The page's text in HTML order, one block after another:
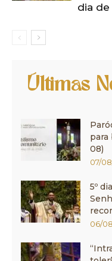
dia
Últimas
08)
07/
5º
06/